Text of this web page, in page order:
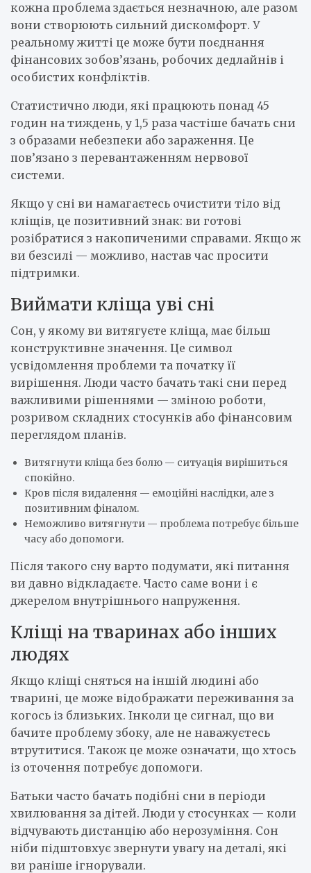
кожна проблема здається незначною, але разом
вони створюють сильний дискомфорт. У
реальному житті це може бути поєднання
фінансових зобов’язань, робочих дедлайнів і
особистих конфліктів.
Статистично люди, які працюють понад 45
годин на тиждень, у 1,5 раза частіше бачать сни
з образами небезпеки або зараження. Це
пов’язано з перевантаженням нервової
системи.
Якщо у сні ви намагаєтесь очистити тіло від
кліщів, це позитивний знак: ви готові
розібратися з накопиченими справами. Якщо ж
ви безсилі — можливо, настав час просити
підтримки.
Виймати кліща уві сні
Сон, у якому ви витягуєте кліща, має більш
конструктивне значення. Це символ
усвідомлення проблеми та початку її
вирішення. Люди часто бачать такі сни перед
важливими рішеннями — зміною роботи,
розривом складних стосунків або фінансовим
переглядом планів.
Витягнути кліща без болю — ситуація вирішиться
спокійно.
Кров після видалення — емоційні наслідки, але з
позитивним фіналом.
Неможливо витягнути — проблема потребує більше
часу або допомоги.
Після такого сну варто подумати, які питання
ви давно відкладаєте. Часто саме вони і є
джерелом внутрішнього напруження.
Кліщі на тваринах або інших
людях
Якщо кліщі сняться на іншій людині або
тварині, це може відображати переживання за
когось із близьких. Інколи це сигнал, що ви
бачите проблему збоку, але не наважуєтесь
втрутитися. Також це може означати, що хтось
із оточення потребує допомоги.
Батьки часто бачать подібні сни в періоди
хвилювання за дітей. Люди у стосунках — коли
відчувають дистанцію або нерозуміння. Сон
ніби підштовхує звернути увагу на деталі, які
ви раніше ігнорували.